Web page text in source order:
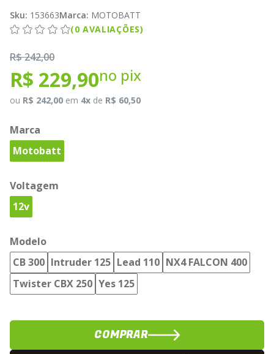
Sku: 153663Marca: MOTOBATT
(0 AVALIAÇÕES)
R$ 242,00
R$ 229,90no pix
ou R$ 242,00 em 4x de R$ 60,50
Marca
Motobatt
Voltagem
12v
Modelo
CB 300 Intruder 125 Lead 110 NX4 FALCON 400
Twister CBX 250 Yes 125
COMPRAR